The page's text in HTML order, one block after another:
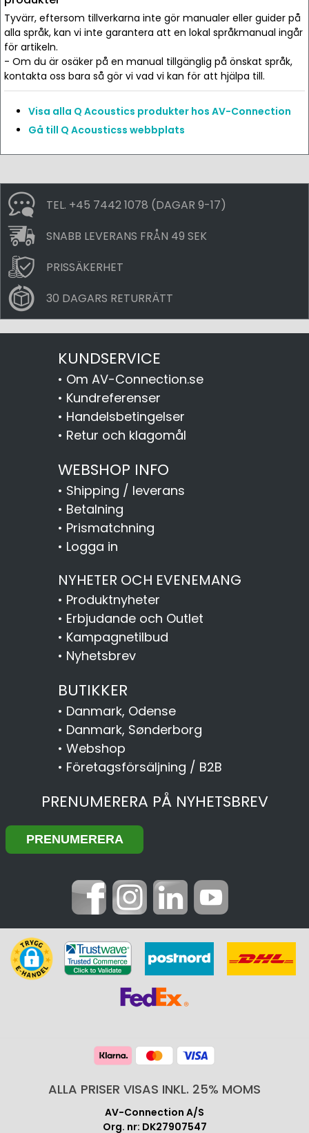
Tyvärr, eftersom tillverkarna inte gör manualer eller guider på
alla språk, kan vi inte garantera att en lokal språkmanual ingår
för artikeln.
- Om du är osäker på en manual tillgänglig på önskat språk,
kontakta oss bara så gör vi vad vi kan för att hjälpa till.
Visa alla Q Acoustics produkter hos AV-Connection
Gå till Q Acousticss webbplats
TEL. +45 7442 1078 (DAGAR 9-17)
SNABB LEVERANS FRÅN 49 SEK
PRISSÄKERHET
30 DAGARS RETURRÄTT
KUNDSERVICE
• Om AV-Connection.se
• Kundreferenser
• Handelsbetingelser
• Retur och klagomål
WEBSHOP INFO
• Shipping / leverans
• Betalning
• Prismatchning
• Logga in
NYHETER OCH EVENEMANG
• Produktnyheter
• Erbjudande och Outlet
• Kampagnetilbud
• Nyhetsbrev
BUTIKKER
• Danmark, Odense
• Danmark, Sønderborg
• Webshop
• Företagsförsäljning / B2B
PRENUMERERA PÅ NYHETSBREV
ALLA PRISER VISAS INKL. 25% MOMS
AV-Connection A/S
Org. nr: DK27907547